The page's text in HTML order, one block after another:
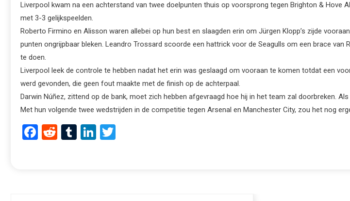
Liverpool kwam na een achterstand van twee doelpunten thuis op voorsprong tegen Brighton & Hove
met 3-3 gelijkspeelden.
Roberto Firmino en Alisson waren allebei op hun best en slaagden erin om Jürgen Klopp’s zijde
punten ongrijpbaar bleken. Leandro Trossard scoorde een hattrick voor de Seagulls om een ​​brace
te doen.
Liverpool leek de controle te hebben nadat het erin was geslaagd om vooraan te komen totdat een
werd gevonden, die geen fout maakte met de finish op de achterpaal.
Darwin Núñez, zittend op de bank, moet zich hebben afgevraagd hoe hij in het team zal doorbreken.
Met hun volgende twee wedstrijden in de competitie tegen Arsenal en Manchester City, zou het nog
Facebook
RedditTumblrLinkedIn